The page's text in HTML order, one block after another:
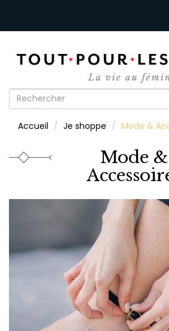
Formulaire
recherche
Accueil Je shoppe Mode &
Mode &